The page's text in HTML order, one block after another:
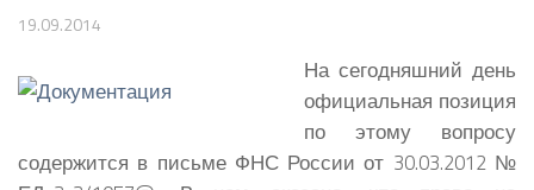
19.09.2014
На сегодняшний день
официальная позиция
по этому вопросу
содержится в письме ФНС России от 30.03.2012 №